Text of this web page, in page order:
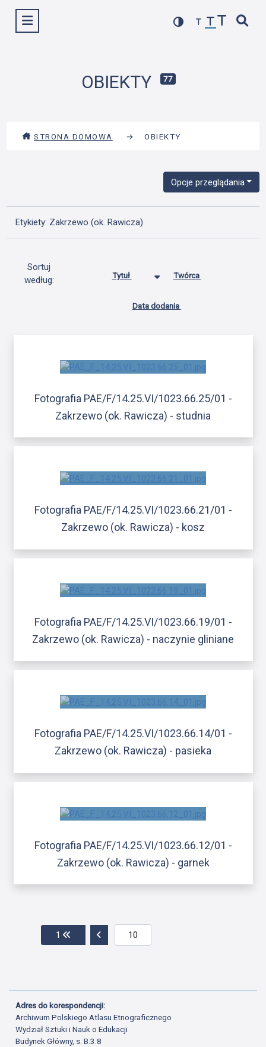
Wyświetl menu
OBIEKTY 77
STRONA DOMOWA → OBIEKTY
Opcje przeglądania
Etykiety: Zakrzewo (ok. Rawicza)
Sortuj
według:
Tytuł Twórca
Data dodania
Fotografia PAE/F/14.25.VI/1023.66.25/01 -
Zakrzewo (ok. Rawicza) - studnia
Fotografia PAE/F/14.25.VI/1023.66.21/01 -
Zakrzewo (ok. Rawicza) - kosz
Fotografia PAE/F/14.25.VI/1023.66.19/01 -
Zakrzewo (ok. Rawicza) - naczynie gliniane
Fotografia PAE/F/14.25.VI/1023.66.14/01 -
Zakrzewo (ok. Rawicza) - pasieka
Fotografia PAE/F/14.25.VI/1023.66.12/01 -
Zakrzewo (ok. Rawicza) - garnek
1 Przejdź do pierwszej strony
Przejdź do poprzedniej strony
Adres do korespondencji:
Archiwum Polskiego Atlasu Etnograficznego
Wydział Sztuki i Nauk o Edukacji
Budynek Główny, s. B.3.8